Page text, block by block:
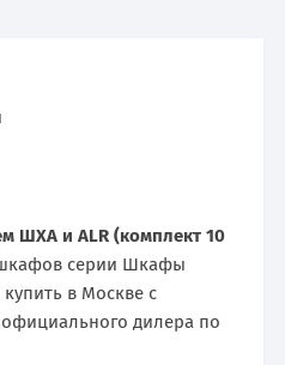
ШХА и ALR (комплект 10
серии Шкафы
в Москве с
дилера по